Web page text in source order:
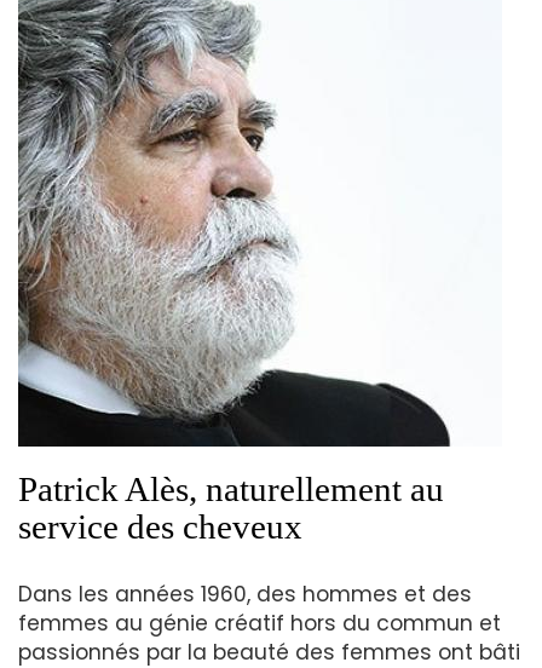
Patrick Alès, naturellement au
service des cheveux
Dans les années 1960, des hommes et des
femmes au génie créatif hors du commun et
passionnés par la beauté des femmes ont bâti